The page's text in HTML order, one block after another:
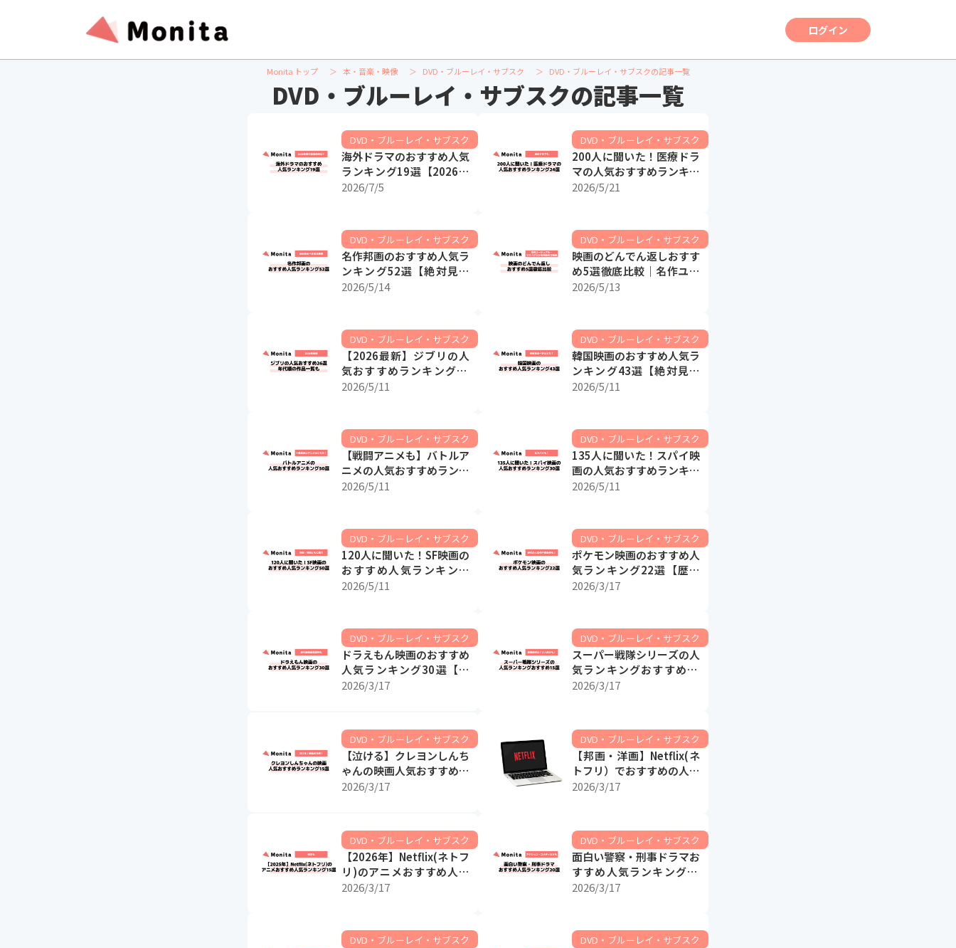
ログイン
Monita トップ 本・音楽・映像 DVD・ブルーレイ・サブスク DVD・ブルーレイ・サブスクの記事一覧
DVD・ブルーレイ・サブスクの記事一覧
DVD・ブルーレイ・サブスク
海外ドラマのおすすめ人気
ランキング19選【2026年
歴代最高傑作は？】
2026/7/5
DVD・ブルーレイ・サブスク
200人に聞いた！医療ドラ
マの人気おすすめランキン
グ24選【海外ドラマも】
2026/5/21
DVD・ブルーレイ・サブスク
名作邦画のおすすめ人気ラ
ンキング52選【絶対見る
べき日本映画】
2026/5/14
DVD・ブルーレイ・サブスク
映画のどんでん返しおすす
め5選徹底比較｜名作ユー
ジュアル・サスペクツから
2026/5/13
DVD・ブルーレイ・サブスク
【2026最新】ジブリの人
気おすすめランキング26
選【年代順の作品一覧も】
2026/5/11
DVD・ブルーレイ・サブスク
韓国映画のおすすめ人気ラ
ンキング43選【絶対見る
べきはどれ？面白いコメデ
2026/5/11
DVD・ブルーレイ・サブスク
【戦闘アニメも】バトルア
ニメの人気おすすめランキ
ング50選【一番面白いア
2026/5/11
DVD・ブルーレイ・サブスク
135人に聞いた！スパイ映
画の人気おすすめランキン
グ30選【女スパイも！】
2026/5/11
DVD・ブルーレイ・サブスク
120人に聞いた！SF映画の
おすすめ人気ランキング
50選｜洋画・邦画ともに
2026/5/11
DVD・ブルーレイ・サブスク
ポケモン映画のおすすめ人
気ランキング22選【歴代
の人気作や感動作も！】
2026/3/17
DVD・ブルーレイ・サブスク
ドラえもん映画のおすすめ
人気ランキング30選【歴
代映画最高傑作も】
2026/3/17
DVD・ブルーレイ・サブスク
スーパー戦隊シリーズの人
気ランキングおすすめ15
選｜最高傑作は？大人向け
2026/3/17
DVD・ブルーレイ・サブスク
【泣ける】クレヨンしんち
ゃんの映画人気おすすめラ
ンキング15選【感動の名
2026/3/17
DVD・ブルーレイ・サブスク
【邦画・洋画】Netflix(ネ
トフリ）でおすすめの人気
映画ランキング60選【恋
2026/3/17
DVD・ブルーレイ・サブスク
【2026年】Netflix(ネトフ
リ)のアニメおすすめ人気
ランキング15選【限定
2026/3/17
DVD・ブルーレイ・サブスク
面白い警察・刑事ドラマお
すすめ人気ランキング20
選【アクション・コメディ
2026/3/17
DVD・ブルーレイ・サブスク DVD・ブルーレイ・サブスク